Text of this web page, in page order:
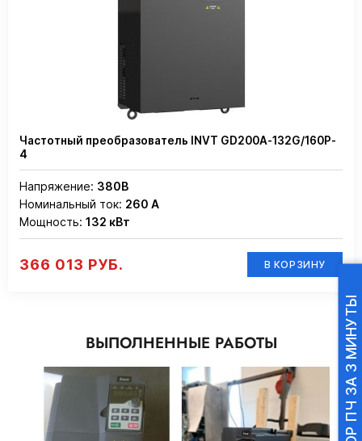
Частотный преобразователь INVT GD200A-132G/160P-
4
Напряжение: 380В
Номинальный ток: 260 А
Мощность: 132 кВт
366 013 РУБ. В КОРЗИНУ
ВЫПОЛНЕННЫЕ РАБОТЫ ПОДБОР ПЧ ЗА 3 МИНУТЫ